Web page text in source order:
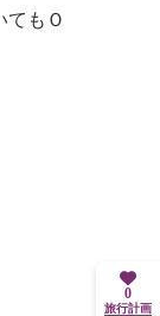
てもＯ
0
旅行計画